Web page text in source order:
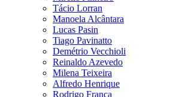
Tácio Lorran
Manoela Alcântara
Lucas Pasin
Tiago Pavinatto
Demétrio Vecchioli
Reinaldo Azevedo
Milena Teixeira
Alfredo Henrique
Rodrigo França